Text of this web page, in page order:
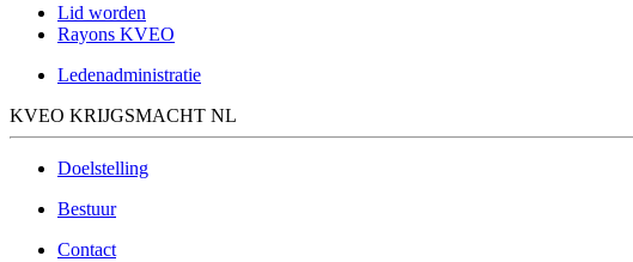
Lid worden
Rayons KVEO
Ledenadministratie
KVEO KRIJGSMACHT NL
Doelstelling
Bestuur
Contact